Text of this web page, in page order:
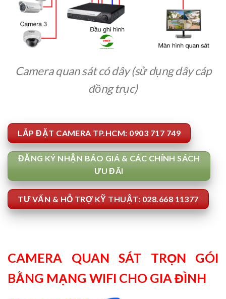
Camera quan sát có dây (sử dụng dây cáp
đồng trục)
LẮP ĐẶT CAMERA TP.HCM: 0903 717 749
ĐĂNG KÝ NHẬN BÁO GIÁ & CÁC CHÍNH SÁCH
ƯU ĐÃI
TƯ VẤN & HỖ TRỢ KỸ THUẬT: 028.668 11377
CAMERA QUAN SÁT TRỌN GÓI
BẰNG MẠNG WIFI CHO GIA ĐÌNH